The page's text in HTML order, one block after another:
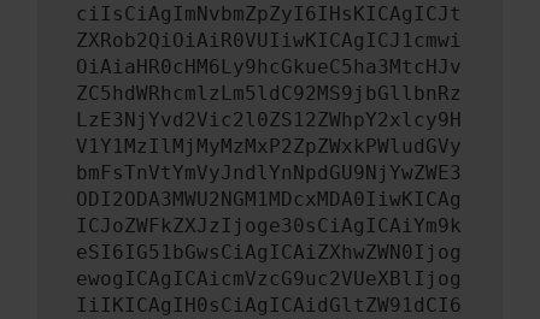
ciIsCiAgImNvbmZpZyI6IHsKICAgICJt
ZXRob2QiOiAiR0VUIiwKICAgICJ1cmwi
OiAiaHR0cHM6Ly9hcGkueC5ha3MtcHJv
ZC5hdWRhcmlzLm5ldC92MS9jbGllbnRz
LzE3NjYvd2Vic2l0ZS12ZWhpY2xlcy9H
V1Y1MzIlMjMyMzMxP2ZpZWxkPWludGVy
bmFsTnVtYmVyJndlYnNpdGU9NjYwZWE3
ODI2ODA3MWU2NGM1MDcxMDA0IiwKICAg
ICJoZWFkZXJzIjoge30sCiAgICAiYm9k
eSI6IG51bGwsCiAgICAiZXhwZWN0Ijog
ewogICAgICAicmVzcG9uc2VUeXBlIjog
IiIKICAgIH0sCiAgICAidGltZW91dCI6